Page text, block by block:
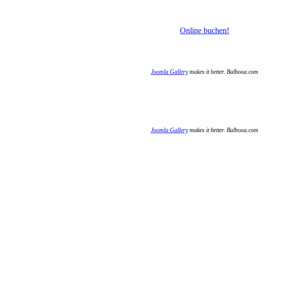
Online buchen!
Joomla Gallerymakes it better. Balbooa.com
Joomla Gallerymakes it better. Balbooa.com